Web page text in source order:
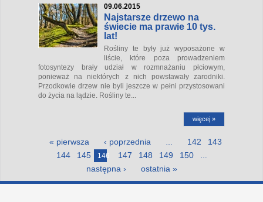
09.06.2015
Najstarsze drzewo na
świecie ma prawie 10 tys.
lat!
Rośliny te były już wyposażone w
liście, które poza prowadzeniem
fotosyntezy brały udział w rozmnażaniu płciowym,
ponieważ na niektórych z nich powstawały zarodniki.
Przodkowie drzew nie byli jeszcze w pełni przystosowani
do życia na lądzie. Rośliny te...
więcej »
« pierwsza ‹ poprzednia 142
143
144
145 146 147 148 149 150
następna › ostatnia »